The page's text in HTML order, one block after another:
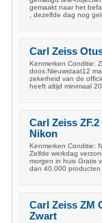
gemaakt naar het
, dezelfde dag nog
Carl Zeiss
Kenmerken Conditie:
doos.Nieuwstaat12
zekerheid van de
heeft altijd minimaal
Carl Zeiss
Nikon
Kenmerken Conditie:
Zelfde werkdag
morgen in huis Gratis
dan 40.000 producten
Carl Zeiss ZM
Zwart